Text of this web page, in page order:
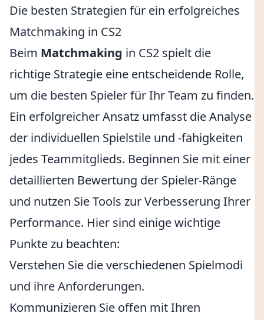
Die besten Strategien für ein erfolgreiches
Matchmaking in CS2
Beim Matchmaking in CS2 spielt die
richtige Strategie eine entscheidende Rolle,
um die besten Spieler für Ihr Team zu finden.
Ein erfolgreicher Ansatz umfasst die Analyse
der individuellen Spielstile und -fähigkeiten
jedes Teammitglieds. Beginnen Sie mit einer
detaillierten Bewertung der Spieler-Ränge
und nutzen Sie Tools zur Verbesserung Ihrer
Performance. Hier sind einige wichtige
Punkte zu beachten:
Verstehen Sie die verschiedenen Spielmodi
und ihre Anforderungen.
Kommunizieren Sie offen mit Ihren